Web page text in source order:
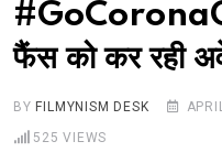
BHOJPURI
NEWS ABTAK
STARRY SIDES
फैंस को कर रही
BY FILMYNISM DESK
525 VIEWS